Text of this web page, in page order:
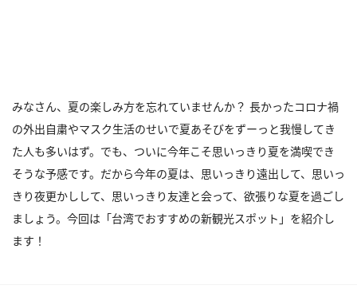
みなさん、夏の楽しみ方を忘れていませんか？ 長かったコロナ禍
の外出自粛やマスク生活のせいで夏あそびをずーっと我慢してき
た人も多いはず。でも、ついに今年こそ思いっきり夏を満喫でき
そうな予感です。だから今年の夏は、思いっきり遠出して、思いっ
きり夜更かしして、思いっきり友達と会って、欲張りな夏を過ごし
ましょう。今回は「台湾でおすすめの新観光スポット」を紹介し
ます！